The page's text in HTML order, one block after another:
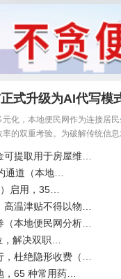
式升级为AI代写模
化，本地便民网作为连接居
的双重考验。为破解传统信
提取用于房屋维…
通道（本地…
启用，35…
温津贴不得以物…
本地便民网分析…
解决双职…
杜绝隐形收费（…
，65 种常用药…